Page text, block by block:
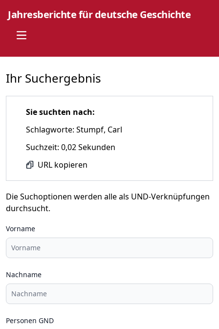
Jahresberichte für deutsche Geschichte
Open main menu
Ihr Suchergebnis
Sie suchten nach:
Schlagworte: Stumpf, Carl
Suchzeit: 0,02 Sekunden
URL kopieren
Die Suchoptionen werden alle als UND-Verknüpfungen
durchsucht.
Vorname
Nachname
Personen GND